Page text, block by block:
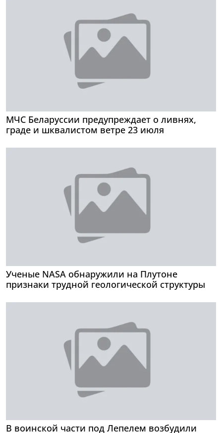
МЧС Беларуссии предупреждает о ливнях,
граде и шквалистом ветре 23 июля
Ученые NASA обнаружили на Плутоне
признаки трудной геологической структуры
В воинской части под Лепелем возбудили